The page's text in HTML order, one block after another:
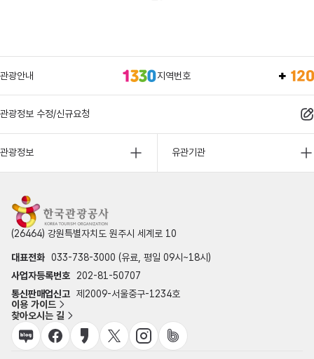
관광안내 지역번호
관광정보 수정/신규요청
관광정보 유관기관
(26464) 강원특별자치도 원주시 세계로 10
대표전화 033-738-3000 (유료, 평일 09시~18시)
사업자등록번호
202-81-50707
통신판매업신고 제2009-서울중구-1234호
이용 가이드
찾아오시는 길